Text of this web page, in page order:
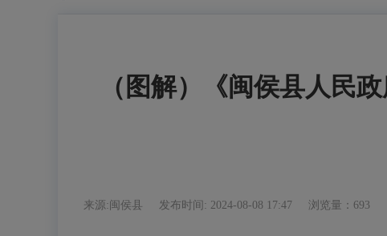
（图解）《闽侯县人民
来源:闽侯县 发布时间: 2024-08-08 17:47 浏览量：693